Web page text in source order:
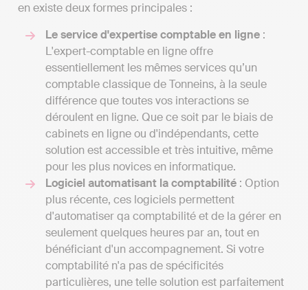
en existe deux formes principales :
Le service d'expertise comptable en ligne :
L'expert-comptable en ligne offre
essentiellement les mêmes services qu’un
comptable classique de Tonneins, à la seule
différence que toutes vos interactions se
déroulent en ligne. Que ce soit par le biais de
cabinets en ligne ou d'indépendants, cette
solution est accessible et très intuitive, même
pour les plus novices en informatique.
Logiciel automatisant la comptabilité : Option
plus récente, ces logiciels permettent
d'automatiser qa comptabilité et de la gérer en
seulement quelques heures par an, tout en
bénéficiant d'un accompagnement. Si votre
comptabilité n'a pas de spécificités
particulières, une telle solution est parfaitement